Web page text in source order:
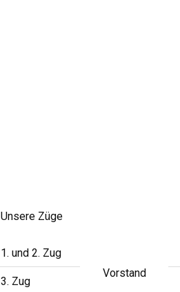
Unsere Züge
1. und 2. Zug
3. Zug
Vorstand